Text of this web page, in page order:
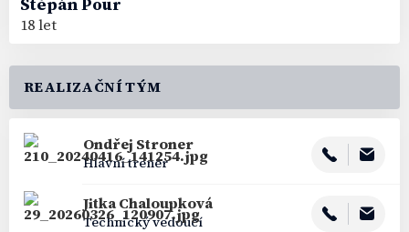
REALIZAČNÍ TÝM
Ondřej Stroner
Hlavní trenér
JitkaChaloupková
Technický vedoucí
ŠtěpánPour
18 let